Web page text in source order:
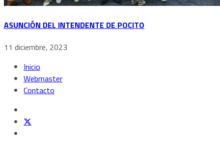
ASUNCIÓN DEL INTENDENTE DE POCITO
11 diciembre, 2023
Inicio
Webmaster
Contacto